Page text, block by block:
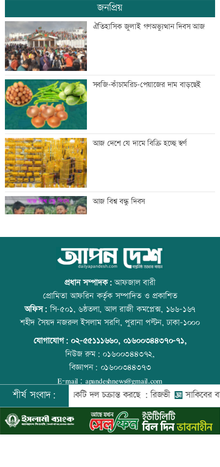
দুদকের মামলায় ঢাকা ব্যাংকের ৪ কর্মকর্তার
কারাদণ্ড
জিয়াউর রহমান দেশে প্রথম সবুজ বিপ্লবের
ডাক দিয়েছিলেন: পরিবেশমন্ত্রী
প্রথম শ্রেণিতে ভর্তি লটারিতে
মেঘনার ভাঙনরোধে জিও ব্যাগ প্রকল্পে
অনিয়ম, এলাকাবাসীর মানববন্ধন
বাংলাদেশি পাঁচ হাজার কৃষি শ্রমিক নেবে
ওমান
স্বর্ণ খাতকে আনুষ্ঠানিক কাঠামোয় আনছে
সরকার, মতামত চাইল মন্ত্রণালয়
গবেষণা-দক্ষতা উন্নয়নে বাংলাদেশ-অস্ট্রেলিয়ার
নতুন উদ্যোগ
বিমানবন্দরে বাড়ছে নিরাপত্তা, বসছে অ্যান্টি-
জনপ্রিয়
ঐতিহাসিক জুলাই গণঅভ্যুত্থান দিবস আজ
সবজি-কাঁচামরিচ-পেয়াজের দাম বাড়ছেই
আজ দেশে যে দামে বিক্রি হচ্ছে স্বর্ণ
আজ বিশ্ব বন্ধু দিবস
স্কুল ছাত্রীকে দলবদ্ধ ধর্ষণসহ ভিডিও ধারণ
প্রতিমন্ত্রীকে ঘিরে ভাইরাল ভিডিওতে ছবি
জুড়ে অপপ্রচার: এলিন
বিশ্ব মাতৃদুগ্ধ দিবস আজ
আজ স্বর্ণ-রুপা যে দামে বিক্রি হচ্ছে
প্রধান সম্পাদক:আফজাল বারী
প্রোমিতা আফরিন কর্তৃক সম্পাদিত ও প্রকাশিত
অফিস:সি-৫০১, ৬ষ্ঠতলা, আল রাজী কমপ্লেক্স, ১৬৬-১৬৭
শহীদ সৈয়দ নজরুল ইসলাম সরণি, পুরানা পল্টন, ঢাকা-১০০০
যোগাযোগ: ০২-৫৫১১১৬৬০, ০১৬০০৩৪৪৩৭০-৭১,
নিউজ রুম:০১৬০০৩৪৪৩৭২,
বিজ্ঞাপন: ০১৬০০৩৪৪৩৭৩
E-mail: apandeshnews@gmail.com
©২০২৬ |আপন দেশ ডটকমকর্তৃক সর্বসত্ব ® সংরক্ষিত | উন্নয়নে
ইমিথমেকারস.কম
শীর্ষ সংবাদ:
বিরুদ্ধে একটি দল চক্রান্ত করছে : রিজভী সাকিবের বাড়িতে